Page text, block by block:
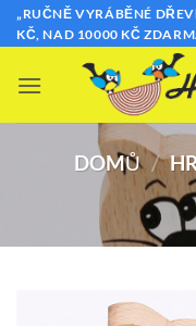
Přeskočit
„RUČNĚ VYRÁBĚNÉ
KČ, NAD 10000 KČ
DOMŮ /